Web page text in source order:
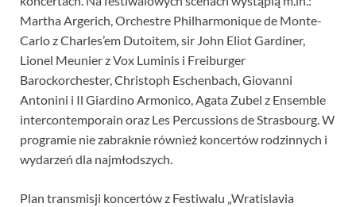
Martha Argerich, Orchestre Philharmonique de Monte-
Carlo z Charles’em Dutoitem, sir John Eliot Gardiner,
Lionel Meunier z Vox Luminis i Freiburger
Barockorchester, Christoph Eschenbach, Giovanni
Antonini i Il Giardino Armonico, Agata Zubel z Ensemble
intercontemporain oraz Les Percussions de Strasbourg. W
programie nie zabraknie również koncertów rodzinnych i
wydarzeń dla najmłodszych.
Plan transmisji koncertów z Festiwalu „Wratislavia